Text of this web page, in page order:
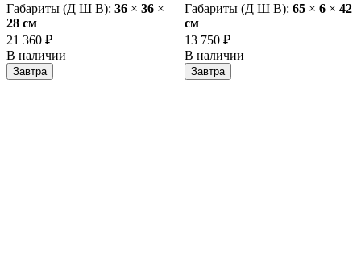
Габариты (Д Ш В): 36 × 36 ×
28 cм
21 360 ₽
В наличии
Завтра
Габариты (Д Ш В): 65 × 6 × 42
cм
13 750 ₽
В наличии
Завтра